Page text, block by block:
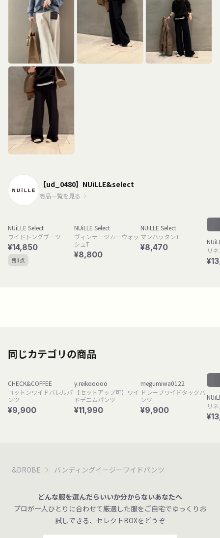
【ud_0480】NUiLLE&select
商品一覧を見る
NUiLLE Select
ワイドトングブーツ
¥14,850
残1点
NUiLLE Select
ヴィンテージカーウォッ
シュT
¥8,800
NUiLLE Select
マンハッタンT
¥8,470
リ
同じカテゴリの商品
CHECK&COFFEE
コットンワイドバレルパ
ンツ
¥9,900
y.reikooooo
【セットアップ可】ワイ
ドデニムパンツ
¥11,990
megumiwa0122
ドレープワイドタックパ
ンツ
¥9,900
リ
&DROBE バンディングイージーワイドパンツ
どんな服を選んだらいいか分からないあなたへ
プロが一人ひとりに合わせて厳選した服をご自宅でゆっくりお
試しできる、セレクトBOXをどうぞ